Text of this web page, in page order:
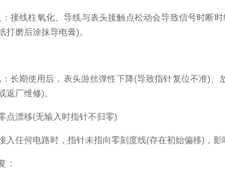
线柱氧化、导线与表头接触点松动会导致信号时断时
打磨后涂抹导电膏)。
期使用后，表头游丝弹性下降(导致指针复位不准)、
返厂维修)。
漂移(无输入时指针不归零)
任何电路时，指针未指向零刻度线(存在初始偏移)，影